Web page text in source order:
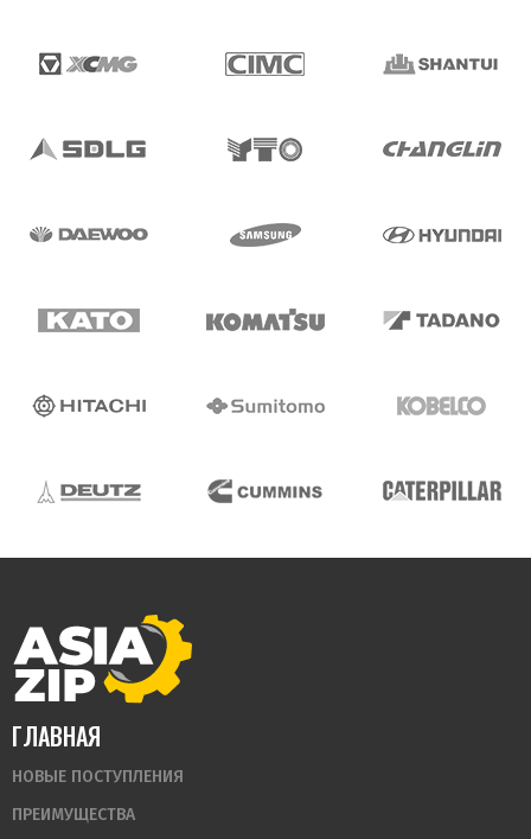
ГЛАВНАЯ
НОВЫЕ ПОСТУПЛЕНИЯ
ПРЕИМУЩЕСТВА